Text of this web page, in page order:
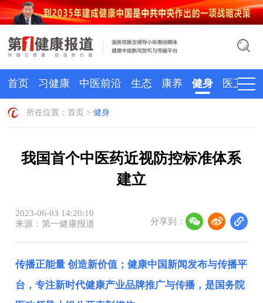
首页 习健康 中医前沿 生态 康养 健身 医卫
所在位置：首页 >健身
我国首个中医药近视防控标准体系
建立
2023-06-03 14:20:10
来源：第一健康报道
分享到：
传播正能量 创造新价值；健康中国新闻发布与传播平
台，专注新时代健康产业品牌推广与传播，是国务院